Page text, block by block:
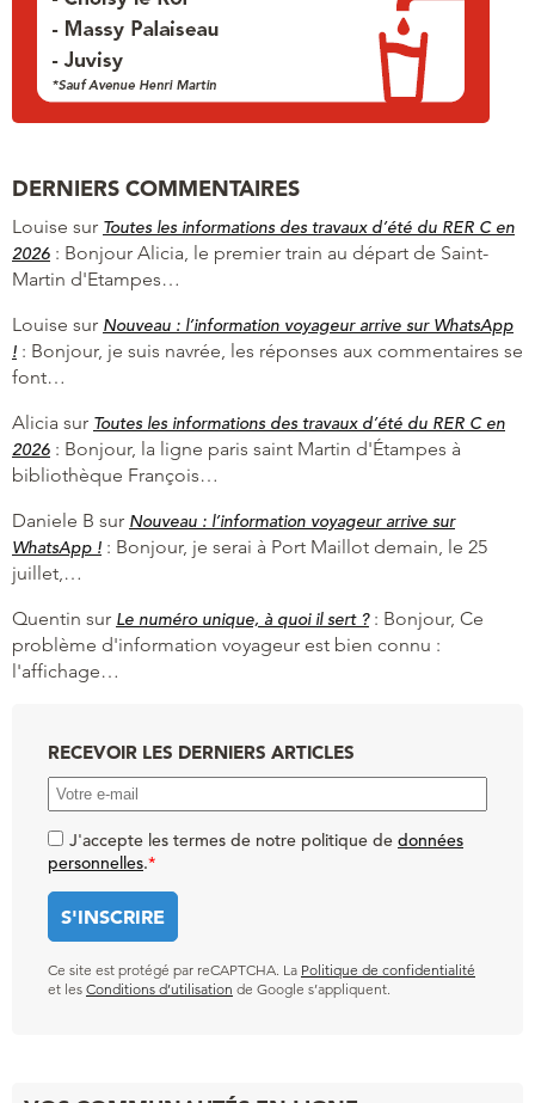
DERNIERS COMMENTAIRES
Louise sur Toutes les informations des travaux d’été du RER C en
2026 : Bonjour Alicia, le premier train au départ de Saint-
Martin d'Etampes…
Louise sur Nouveau : l’information voyageur arrive sur WhatsApp
! : Bonjour, je suis navrée, les réponses aux commentaires se
font…
Alicia sur Toutes les informations des travaux d’été du RER C en
2026 : Bonjour, la ligne paris saint Martin d'Étampes à
bibliothèque François…
Daniele B sur Nouveau : l’information voyageur arrive sur
WhatsApp ! : Bonjour, je serai à Port Maillot demain, le 25
juillet,…
Quentin sur Le numéro unique, à quoi il sert ?: Bonjour, Ce
problème d'information voyageur est bien connu :
l'affichage…
RECEVOIR LES DERNIERS ARTICLES
J'accepte les termes de notre politique de données
personnelles.*
Ce site est protégé par reCAPTCHA. La Politique de confidentialité
et les Conditions d’utilisation de Google s’appliquent.